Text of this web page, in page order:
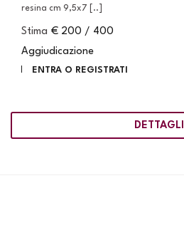
resina cm 9,5x7 [..]
Stima € 200 / 400
Aggiudicazione
ENTRA O REGISTRATI
DETTAGLI